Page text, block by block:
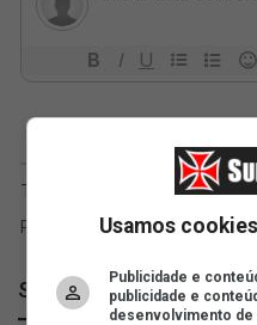
SuperVasco
Usamos
Publicidade e
publicidade e
desenvolvimento